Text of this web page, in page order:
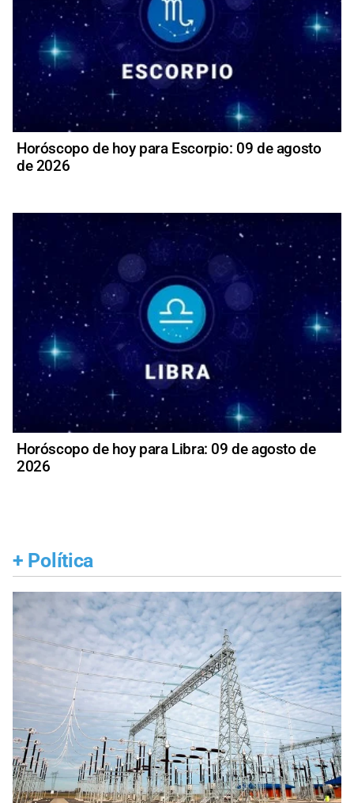
Horóscopo de hoy para Escorpio: 09 de agosto
de 2026
Horóscopo de hoy para Libra: 09 de agosto de
2026
+ Política